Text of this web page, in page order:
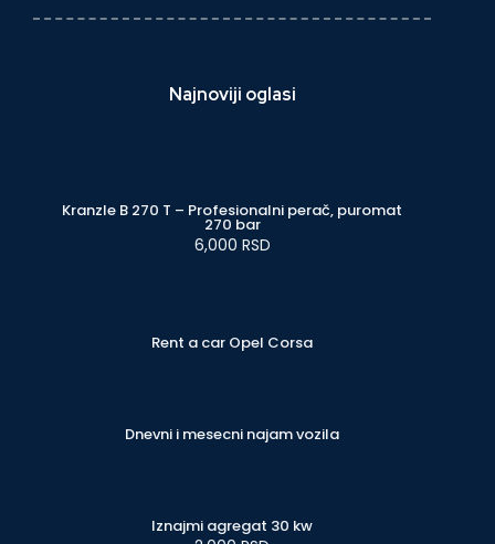
Najnoviji oglasi
Kranzle B 270 T – Profesionalni perač, puromat
270 bar
6,000 RSD
Rent a car Opel Corsa
Dnevni i mesecni najam vozila
Iznajmi agregat 30 kw